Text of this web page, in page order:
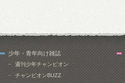
少年・青年向け雑誌
週刊少年チャンピオン
チャンピオンBUZZ